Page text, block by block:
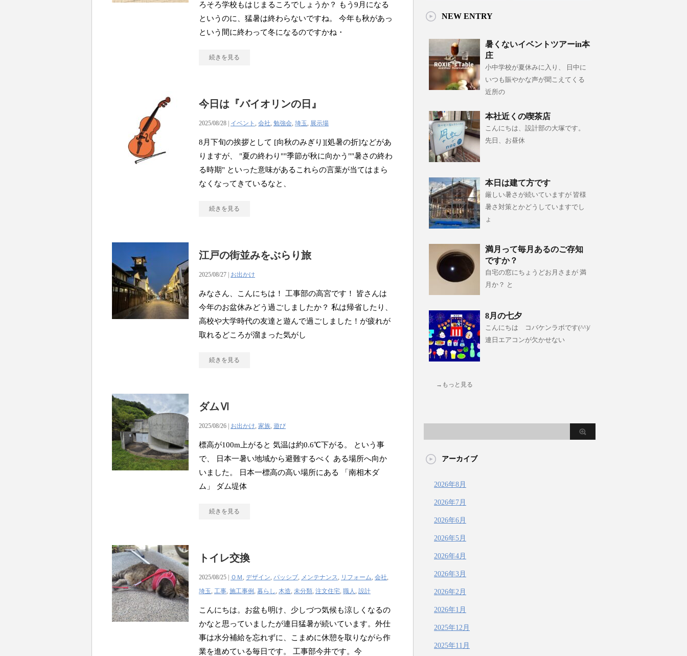
ろそろ学校もはじまるころでしょうか？ もう9月になる
というのに、猛暑は終わらないですね。 今年も秋があっ
という間に終わって冬になるのですかね・
続きを見る
今日は『バイオリンの日』
2025/08/28 | イベント , 会社, 勉強会, 埼玉, 展示場
8月下旬の挨拶として [向秋のみぎり][処暑の折]などがあ
りますが、 "夏の終わり""季節が秋に向かう""暑さの終わ
る時期" といった意味があるこれらの言葉が当てはまら
なくなってきているなと、
続きを見る
江戸の街並みをぶらり旅
2025/08/27 | お出かけ
みなさん、こんにちは！ 工事部の高宮です！ 皆さんは
今年のお盆休みどう過ごしましたか？ 私は帰省したり、
高校や大学時代の友達と遊んで過ごしました！が疲れが
取れるどころが溜まった気がし
続きを見る
ダムⅥ
2025/08/26 | お出かけ, 家族, 遊び
標高が100m上がると 気温は約0.6℃下がる。 という事
で、 日本一暑い地域から避難するべく ある場所へ向か
いました。 日本一標高の高い場所にある 「南相木ダ
ム」 ダム堤体
続きを見る
トイレ交換
2025/08/25 | ＯＭ, デザイン, パッシブ, メンテナンス, リフォーム, 会社,
埼玉, 工事, 施工事例, 暮らし, 木造, 未分類, 注文住宅, 職人, 設計
こんにちは。お盆も明け、少しづつ気候も涼しくなるの
かなと思っていましたが連日猛暑が続いています。外仕
事は水分補給を忘れずに、こまめに休憩を取りながら作
業を進めている毎日です。 工事部今井です。今
NEW ENTRY
暑くないイベントツアーin本
庄
小中学校が夏休みに入り、 日中に
いつも賑やかな声が聞こえてくる
近所の
本社近くの喫茶店
こんにちは、設計部の大塚です。
先日、お昼休
本日は建て方です
厳しい暑さが続いていますが 皆様
暑さ対策とかどうしていますでし
ょ
満月って毎月あるのご存知
ですか？
自宅の窓にちょうどお月さまが 満
月か？ と
8月の七夕
こんにちは コバケンラボです(^^)/
連日エアコンが欠かせない
→もっと見る
アーカイブ
2026年8月
2026年7月
2026年6月
2026年5月
2026年4月
2026年3月
2026年2月
2026年1月
2025年12月
2025年11月